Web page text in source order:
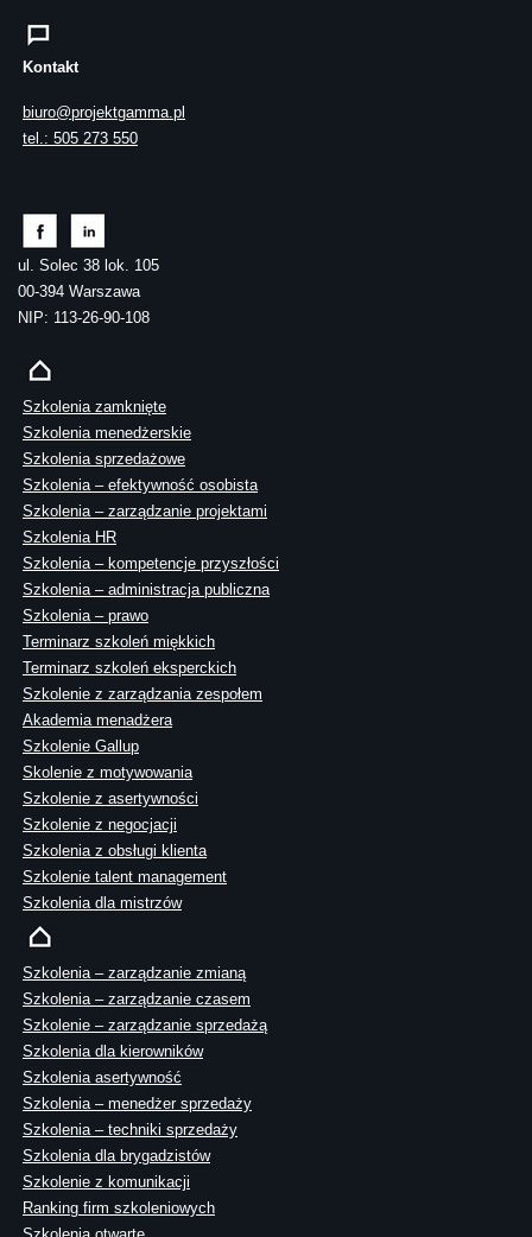
Kontakt
biuro@projektgamma.pl
tel.: 505 273 550
ul. Solec 38 lok. 105
00-394 Warszawa
NIP: 113-26-90-108
Szkolenia zamknięte
Szkolenia menedżerskie
Szkolenia sprzedażowe
Szkolenia – efektywność osobista
Szkolenia – zarządzanie projektami
Szkolenia HR
Szkolenia – kompetencje przyszłości
Szkolenia – administracja publiczna
Szkolenia – prawo
Terminarz szkoleń miękkich
Terminarz szkoleń eksperckich
Szkolenie z zarządzania zespołem
Akademia menadżera
Szkolenie Gallup
Skolenie z motywowania
Szkolenie z asertywności
Szkolenie z negocjacji
Szkolenia z obsługi klienta
Szkolenie talent management
Szkolenia dla mistrzów
Szkolenia – zarządzanie zmianą
Szkolenia – zarządzanie czasem
Szkolenie – zarządzanie sprzedażą
Szkolenia dla kierowników
Szkolenia asertywność
Szkolenia – menedżer sprzedaży
Szkolenia – techniki sprzedaży
Szkolenia dla brygadzistów
Szkolenie z komunikacji
Ranking firm szkoleniowych